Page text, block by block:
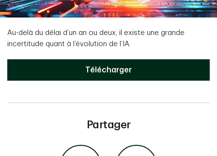
Au-delà du délai d’un an ou deux, il existe une grande
incertitude quant à l’évolution de l’IA.
Télécharger
Partager